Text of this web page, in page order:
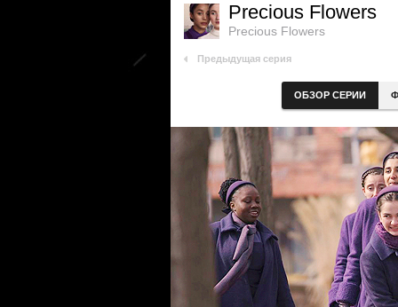
Precious Flowers
Precious Flowers
Предыдущая серия
ОБЗОР СЕРИИ